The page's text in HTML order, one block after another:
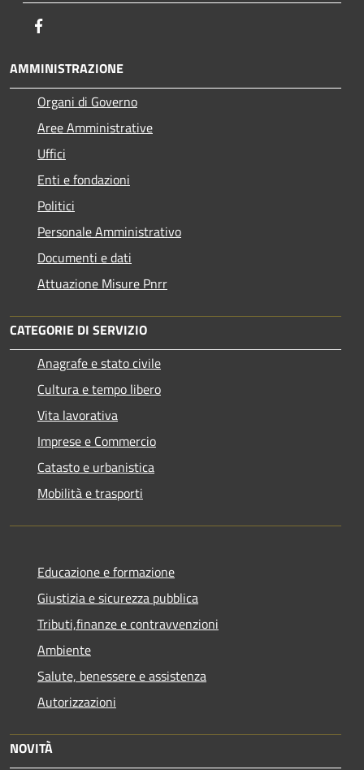
AMMINISTRAZIONE
Organi di Governo
Aree Amministrative
Uffici
Enti e fondazioni
Politici
Personale Amministrativo
Documenti e dati
Attuazione Misure Pnrr
CATEGORIE DI SERVIZIO
Anagrafe e stato civile
Cultura e tempo libero
Vita lavorativa
Imprese e Commercio
Catasto e urbanistica
Mobilità e trasporti
Educazione e formazione
Giustizia e sicurezza pubblica
Tributi,finanze e contravvenzioni
Ambiente
Salute, benessere e assistenza
Autorizzazioni
NOVITÀ